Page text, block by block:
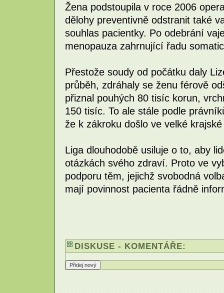
Žena podstoupila v roce 2006
dělohy preventivně odstranit také
souhlas pacientky. Po odebrání
menopauza zahrnující řadu
Přestože soudy od počátku daly
průběh, zdráhaly se ženu férově
přiznal pouhých 80 tisíc korun,
150 tisíc. To ale stále podle
že k zákroku došlo ve velké
Liga dlouhodobě usiluje o to, aby
otázkách svého zdraví. Proto ve
podporu těm, jejichž svobodná
mají povinnost pacienta řádně
DISKUSE - KOMENTÁŘE: